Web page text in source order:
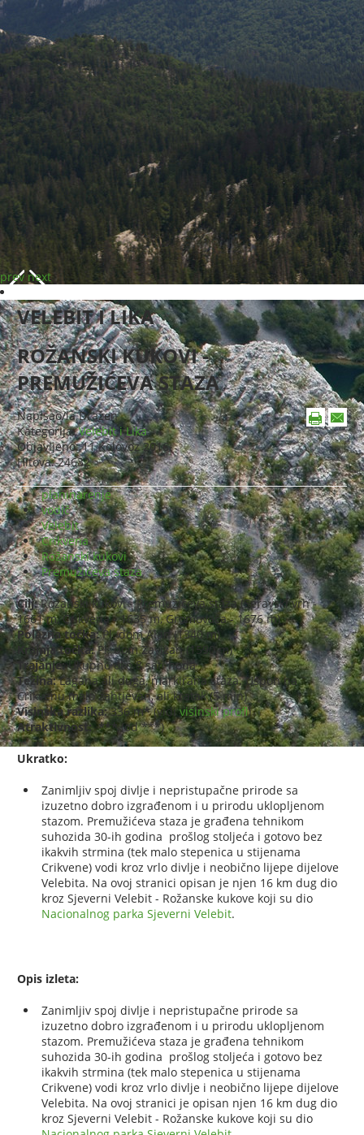
prev next
VELEBIT I LIKA
ROŽANSKI KUKOVI -
PREMUŽIĆEVA STAZA
Napisao/laDražen
Kategorija:Velebit i Lika
Objavljeno: 11 Kolovoz 2016
Hitova: 24632
planinarenje
vodič
Velebit
Crikvena
Rožanski kukovi
Premužićeva staza
Cilj:Rožanski kukovi - Premužićeva staza (Seravski vrh -
1661 m, Crikvena - 1635 m, Gromovača - 1676 m)
Polazna točka:Pl. dom Alan (1340 m)
Krajnja točka:Pl. dom Zavižan (1590 m)
Trajanje:Ukupno oko 8 sati hoda
Težina:Lagana ali duga, markirana staza. Uspon na
Crikvenu malo zahtjevan, ali kratak (5 min)
Visinska razlika:336 m*(vidivisinski profl)
Atraktivnost: ***(od ***)
Ukratko:
Zanimljiv spoj divlje i nepristupačne prirode sa
izuzetno dobro izgrađenom i u prirodu uklopljenom
stazom. Premužićeva staza je građena tehnikom
suhozida 30-ih godina prošlog stoljeća i gotovo bez
ikakvih strmina (tek malo stepenica u stijenama
Crikvene) vodi kroz vrlo divlje i neobično lijepe dijelove
Velebita. Na ovoj stranici opisan je njen 16 km dug dio
kroz Sjeverni Velebit - Rožanske kukove koji su dio
Nacionalnog parka Sjeverni Velebit.
Opis izleta:
Zanimljiv spoj divlje i nepristupačne prirode sa
izuzetno dobro izgrađenom i u prirodu uklopljenom
stazom. Premužićeva staza je građena tehnikom
suhozida 30-ih godina prošlog stoljeća i gotovo bez
ikakvih strmina (tek malo stepenica u stijenama
Crikvene) vodi kroz vrlo divlje i neobično lijepe dijelove
Velebita. Na ovoj stranici je opisan njen 16 km dug dio
kroz Sjeverni Velebit - Rožanske kukove koji su dio